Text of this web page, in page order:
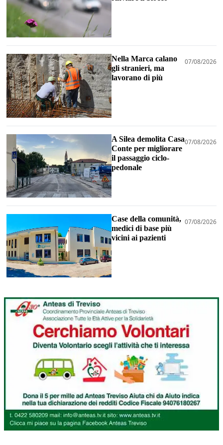
Nella Marca calano
gli stranieri, ma
lavorano di più
07/08/2026
A Silea demolita Casa
Conte per migliorare
il passaggio ciclo-
pedonale
07/08/2026
Case della comunità,
medici di base più
vicini ai pazienti
07/08/2026